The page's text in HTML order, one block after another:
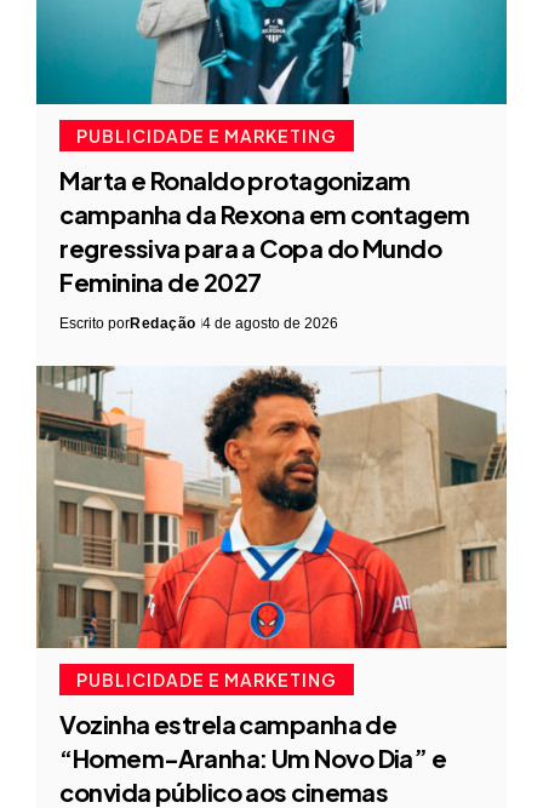
PUBLICIDADE E MARKETING
Marta e Ronaldo protagonizam
campanha da Rexona em contagem
regressiva para a Copa do Mundo
Feminina de 2027
Escrito porRedação 4 de agosto de 2026
PUBLICIDADE E MARKETING
Vozinha estrela campanha de
“Homem-Aranha: Um Novo Dia” e
convida público aos cinemas